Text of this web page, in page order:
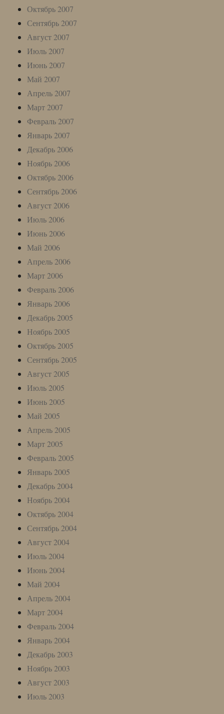
Октябрь 2007
Сентябрь 2007
Август 2007
Июль 2007
Июнь 2007
Май 2007
Апрель 2007
Март 2007
Февраль 2007
Январь 2007
Декабрь 2006
Ноябрь 2006
Октябрь 2006
Сентябрь 2006
Август 2006
Июль 2006
Июнь 2006
Май 2006
Апрель 2006
Март 2006
Февраль 2006
Январь 2006
Декабрь 2005
Ноябрь 2005
Октябрь 2005
Сентябрь 2005
Август 2005
Июль 2005
Июнь 2005
Май 2005
Апрель 2005
Март 2005
Февраль 2005
Январь 2005
Декабрь 2004
Ноябрь 2004
Октябрь 2004
Сентябрь 2004
Август 2004
Июль 2004
Июнь 2004
Май 2004
Апрель 2004
Март 2004
Февраль 2004
Январь 2004
Декабрь 2003
Ноябрь 2003
Август 2003
Июль 2003